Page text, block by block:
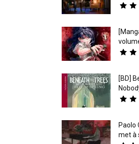
[BD]
Paolo
met à